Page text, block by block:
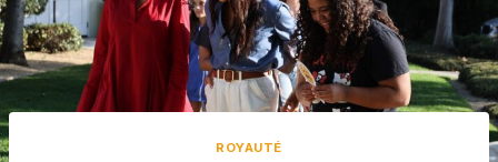
ROYAUTÉ